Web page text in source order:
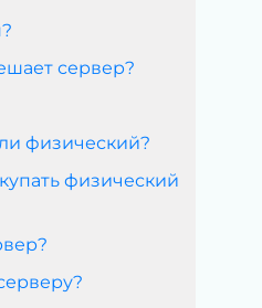
сервер?
физический?
физический